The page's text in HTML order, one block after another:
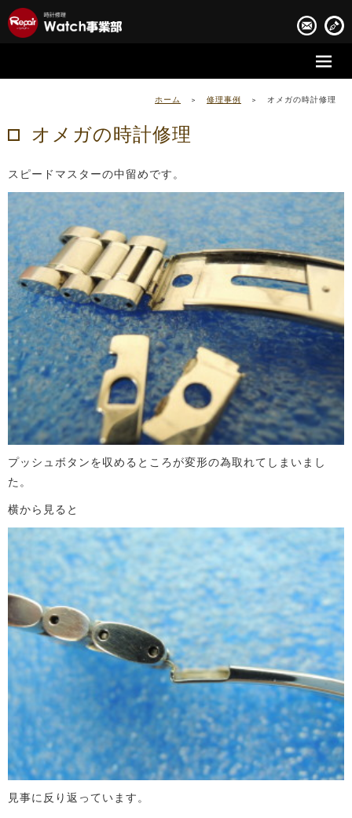
時計修理実績
会社案内
ホーム > 修理事例 > オメガの時計修理
オメガの時計修理
スピードマスターの中留めです。
プッシュボタンを収めるところが変形の為取れてしまいまし
た。
横から見ると
見事に反り返っています。